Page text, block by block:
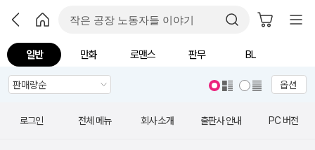
일반 만화 로맨스 판무 BL
옵션
로그인 전체 메뉴 회사 소개 출판사 안내 PC 버전